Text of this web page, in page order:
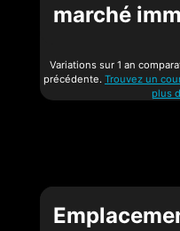
marché
Variations sur 1 an
précédente. Trouvez un
plus